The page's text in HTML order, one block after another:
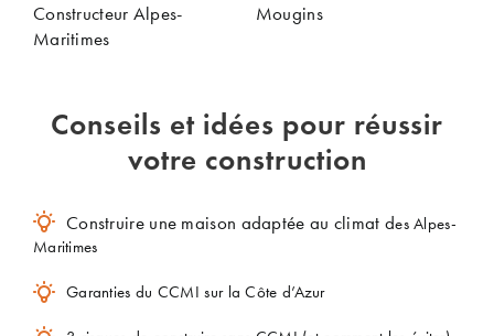
Constructeur Alpes-
Maritimes
Mougins
Conseils et idées pour réussir
votre construction
Construire une maison adaptée au climat des Alpes-
Maritimes
Garanties du CCMI sur la Côte d’Azur